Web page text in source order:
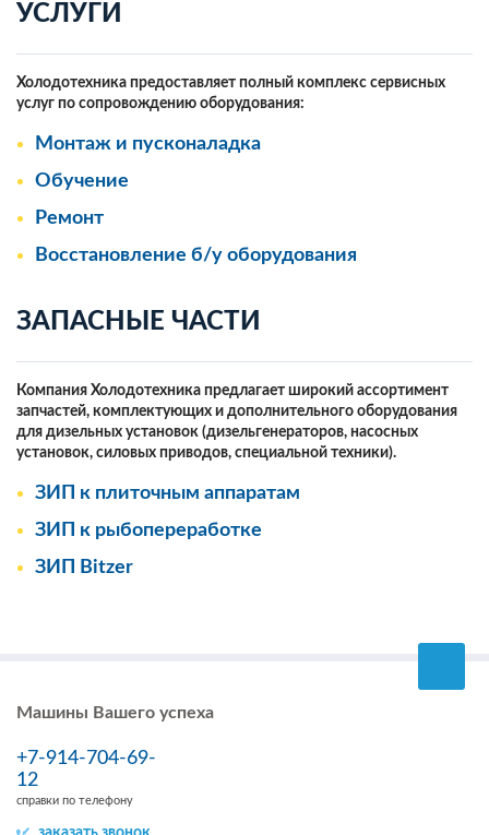
УСЛУГИ
Холодотехника предоставляет полный комплекс сервисных
услуг по сопровождению оборудования:
Монтаж и пусконаладка
Обучение
Ремонт
Восстановление б/у оборудования
ЗАПАСНЫЕ ЧАСТИ
Компания Холодотехника предлагает широкий ассортимент
запчастей, комплектующих и дополнительного оборудования
для дизельных установок (дизельгенераторов, насосных
установок, силовых приводов, специальной техники).
ЗИП к плиточным аппаратам
ЗИП к рыбопереработке
ЗИП Bitzer
Машины Вашего успеха
+7-914-704-69-
12
справки по телефону